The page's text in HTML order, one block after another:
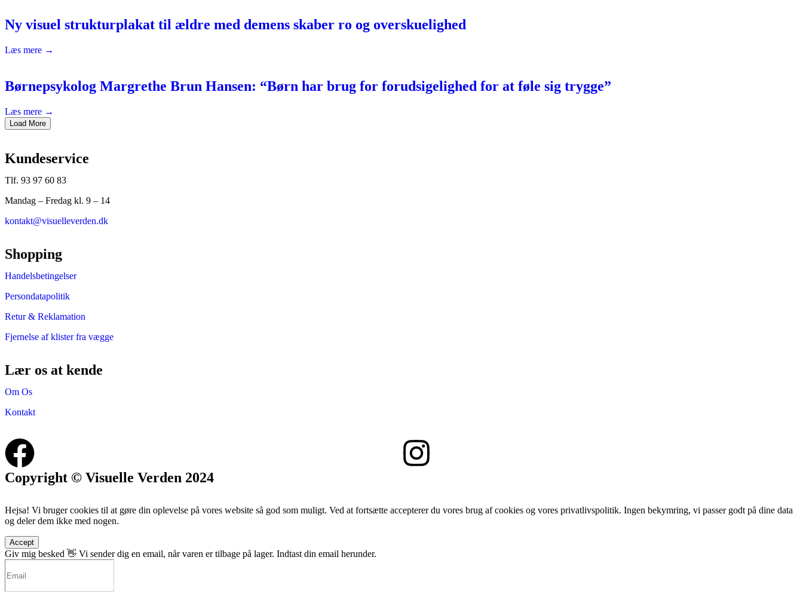
Ny visuel strukturplakat til ældre med demens skaber ro og overskuelighed​
Læs mere →
Børnepsykolog Margrethe Brun Hansen: “Børn har brug for forudsigelighed for at føle sig trygge”
Læs mere →
Load More
Kundeservice
Tlf. 93 97 60 83
Mandag – Fredag kl. 9 – 14
kontakt@visuelleverden.dk
Shopping
Handelsbetingelser
Persondatapolitik
Retur & Reklamation
Fjernelse af klister fra vægge
Lær os at kende
Om Os
Kontakt
Copyright © Visuelle Verden 2024
Hejsa! Vi bruger cookies til at gøre din oplevelse på vores website så god som muligt. Ved at fortsætte accepterer du vores brug af cookies og vores privatlivspolitik. Ingen bekymring, vi passer godt på dine data
og deler dem ikke med nogen.
Accept
Giv mig besked 👋 Vi sender dig en email, når varen er tilbage på lager. Indtast din email herunder.